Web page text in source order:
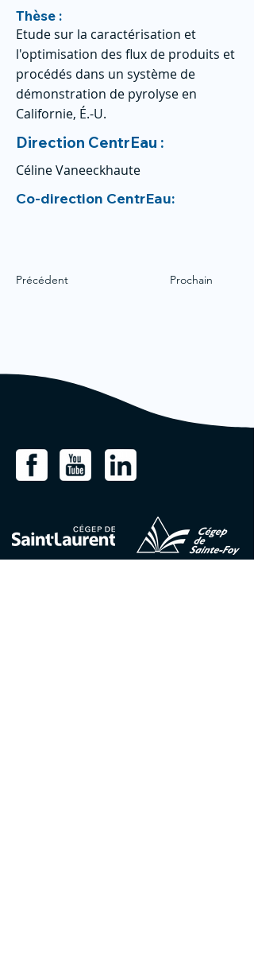
Thèse :
Etude sur la caractérisation et
l'optimisation des flux de produits et
procédés dans un système de
démonstration de pyrolyse en
Californie, É.-U.
Direction CentrEau :
Céline Vaneeckhaute
Co-direction CentrEau:
Précédent Prochain